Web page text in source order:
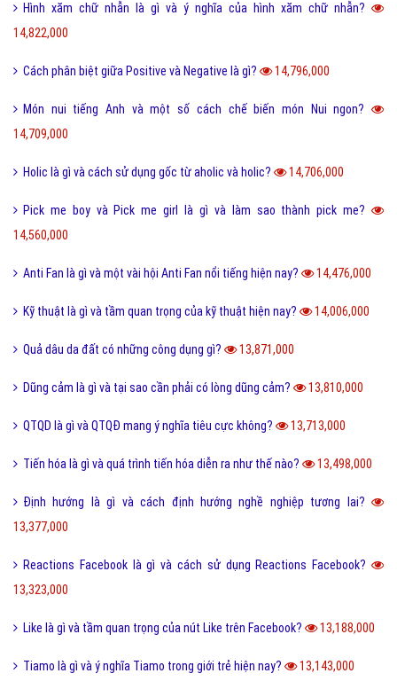
Hình xăm chữ nhẫn là gì và ý nghĩa của hình xăm chữ nhẫn?
14,822,000
Cách phân biệt giữa Positive và Negative là gì? 14,796,000
Món nui tiếng Anh và một số cách chế biến món Nui ngon?
14,709,000
Holic là gì và cách sử dụng gốc từ aholic và holic? 14,706,000
Pick me boy và Pick me girl là gì và làm sao thành pick me?
14,560,000
Anti Fan là gì và một vài hội Anti Fan nổi tiếng hiện nay? 14,476,000
Kỹ thuật là gì và tầm quan trọng của kỹ thuật hiện nay? 14,006,000
Quả dâu da đất có những công dụng gì? 13,871,000
Dũng cảm là gì và tại sao cần phải có lòng dũng cảm? 13,810,000
QTQD là gì và QTQĐ mang ý nghĩa tiêu cực không? 13,713,000
Tiến hóa là gì và quá trình tiến hóa diễn ra như thế nào? 13,498,000
Định hướng là gì và cách định hướng nghề nghiệp tương lai?
13,377,000
Reactions Facebook là gì và cách sử dụng Reactions Facebook?
13,323,000
Like là gì và tầm quan trọng của nút Like trên Facebook? 13,188,000
Tiamo là gì và ý nghĩa Tiamo trong giới trẻ hiện nay? 13,143,000